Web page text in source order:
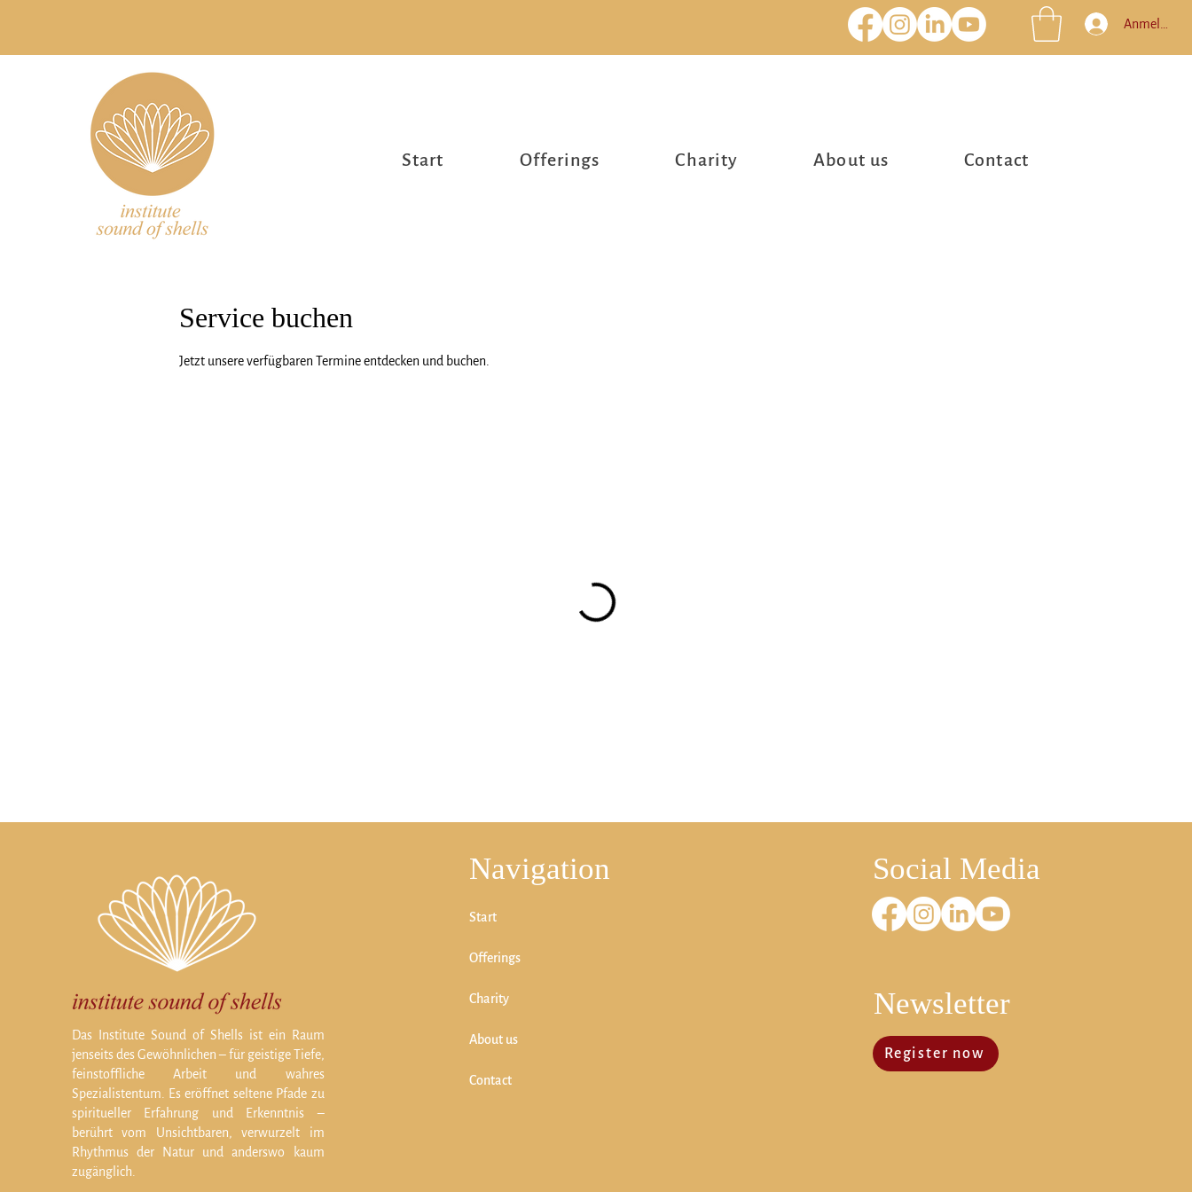
Anmelden
Start Offerings Charity About us Contact
Service buchen
Jetzt unsere verfügbaren Termine entdecken und buchen.
Das Institute Sound of Shells ist ein Raum
jenseits des Gewöhnlichen – für geistige Tiefe,
feinstoffliche Arbeit und wahres
Spezialistentum. Es eröffnet seltene Pfade zu
spiritueller Erfahrung und Erkenntnis –
berührt vom Unsichtbaren, verwurzelt im
Rhythmus der Natur und anderswo kaum
zugänglich.
Navigation
Start
Offerings
Charity
About us
Contact
Social Media
Newsletter
Register now